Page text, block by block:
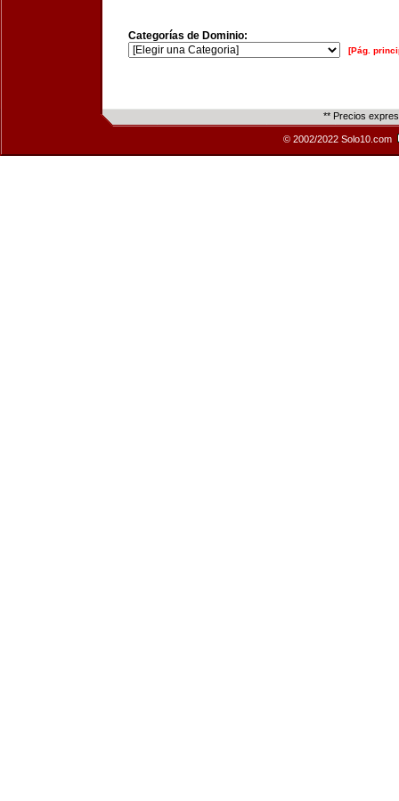
Categorías de Dominio:
[Pág.
** Precios
© 2002/2022 Solo10.com